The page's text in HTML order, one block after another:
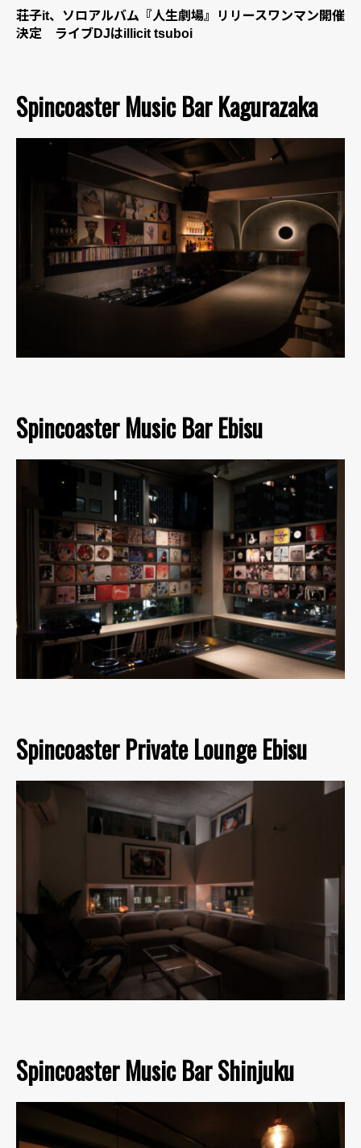
荘子it、ソロアルバム『人生劇場』リリースワンマン開催
決定 ライブDJはillicit tsuboi
Spincoaster Music Bar Kagurazaka
Spincoaster Music Bar Ebisu
Spincoaster Private Lounge Ebisu
Spincoaster Music Bar Shinjuku